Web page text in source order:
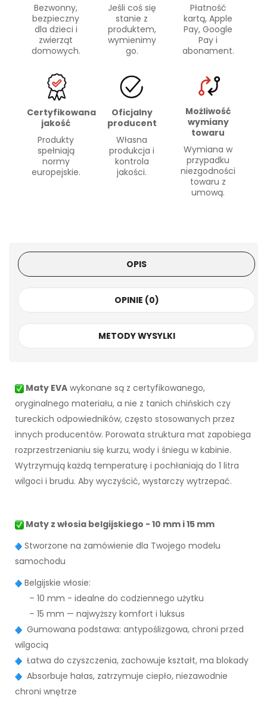
Bezwonny,
bezpieczny
dla dzieci i
zwierząt
domowych.
Jeśli coś się
stanie z
produktem,
wymienimy
go.
Płatność
kartą, Apple
Pay, Google
Pay i
abonament.
Certyfikowana
jakość
Produkty
spełniają
normy
europejskie.
Oficjalny
producent
Własna
produkcja i
kontrola
jakości.
Możliwość
wymiany
towaru
Wymiana w
przypadku
niezgodności
towaru z
umową.
OPIS
OPINIE (0)
METODY WYSYLKI
Maty EVA wykonane są z certyfikowanego,
oryginalnego materiału, a nie z tanich chińskich czy
tureckich odpowiedników, często stosowanych przez
innych producentów. Porowata struktura mat zapobiega
rozprzestrzenianiu się kurzu, wody i śniegu w kabinie.
Wytrzymują każdą temperaturę i pochłaniają do 1 litra
wilgoci i brudu. Aby wyczyścić, wystarczy wytrzepać.
Maty z włosia belgijskiego - 10 mm i 15 mm
Stworzone na zamówienie dla Twojego modelu
samochodu
Belgijskie włosie:
– 10 mm - idealne do codziennego użytku
– 15 mm — najwyższy komfort i luksus
Gumowana podstawa: antypoślizgowa, chroni przed
wilgocią
Łatwa do czyszczenia, zachowuje kształt, ma blokady
Absorbuje hałas, zatrzymuje ciepło, niezawodnie
chroni wnętrze